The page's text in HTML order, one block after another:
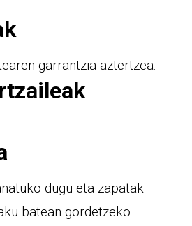
garrantzia aztertzea.
dugu eta zapatak
batean gordetzeko